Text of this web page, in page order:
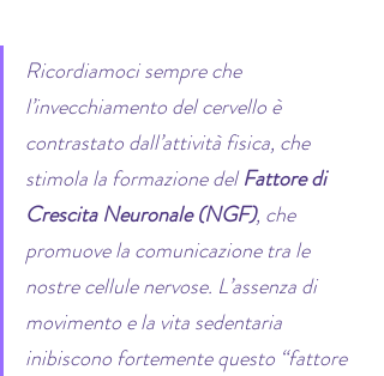
Ricordiamoci sempre che
l’invecchiamento del cervello è
contrastato dall’attività fisica, che
stimola la formazione del Fattore di
Crescita Neuronale (NGF), che
promuove la comunicazione tra le
nostre cellule nervose. L’assenza di
movimento e la vita sedentaria
inibiscono fortemente questo “fattore